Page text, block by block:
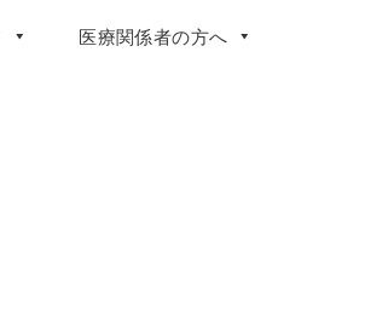
医療関係者の方へ